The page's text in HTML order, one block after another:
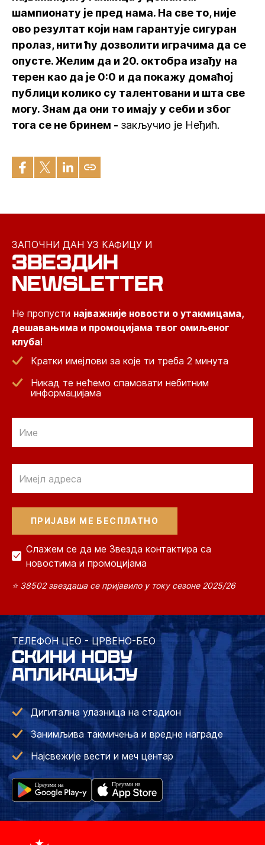
шампионату је пред нама. На све то, није
ово резултат који нам гарантује сигуран
пролаз, нити ћу дозволити играчима да се
опусте. Желим да и 20. октобра изађу на
терен као да је 0:0 и да покажу домаћој
публици колико су талентовани и шта све
могу. Знам да они то имају у себи и због
тога се не бринем - закључио је Неђић.
ЗАПОЧНИ ДАН УЗ КАФИЦУ И
ЗВЕЗДИН
NEWSLETTER
Не пропусти најважније новости о утакмицама,
дешавањима и промоцијама твог омиљеног
клуба!
Кратки имејлови за које ти треба 2 минута
Никад те нећемо спамовати небитним
информацијама
Слажем се да ме Звезда контактира са
новостима и промоцијама
⭐ 38502 звездаша се пријавило у току сезоне 2025/26
ТЕЛЕФОН ЦЕО - ЦРВЕНО-БЕО
СКИНИ НОВУ
АПЛИКАЦИЈУ
Дигитална улазница на стадион
Занимљива такмичења и вредне награде
Најсвежије вести и меч центар